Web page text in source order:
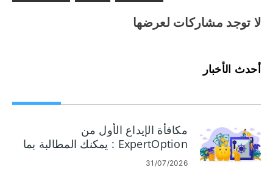
لا توجد مشاركات لعرضها
أحدث الأخبار
مكافأة الإيداع الأول من
ExpertOption : يمكنك المطالبة بما
يصل إلى 120% على إيداعك
31/07/2026